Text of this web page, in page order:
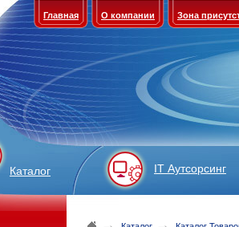
Главная О компании Зона
Каталог IT Аутсорсинг